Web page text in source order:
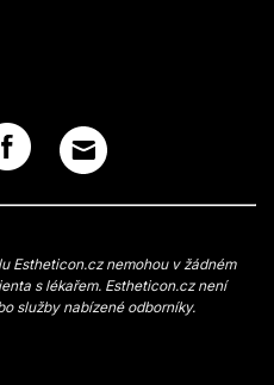
Estheticon.cz nemohou v žádném
s lékařem. Estheticon.cz není
služby nabízené odborníky.